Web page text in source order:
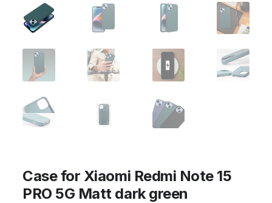
Case for Xiaomi Redmi Note 15
PRO 5G Matt dark green